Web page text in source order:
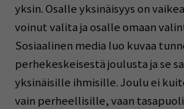
yksin. Osalle yksinäisyys on
voinut valita ja osalle omaan
Sosiaalinen media luo kuvaa
perhekeskeisestä joulusta ja se
yksinäisille ihmisille. Joulu ei
vain perheellisille, vaan